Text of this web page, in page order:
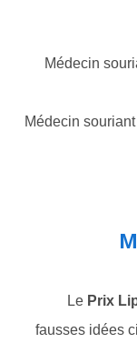
Médecin
LePrix
fausses